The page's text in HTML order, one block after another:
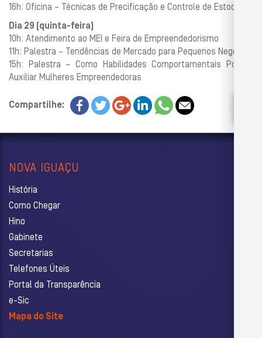
16h: Oficina – Técnicas de Precificação e Controle de Estoque
Dia 29 (quinta-feira)
10h: Atendimento ao MEI e Feira de Empreendedorismo
11h: Palestra – Tendências de Mercado para Pequenos Negócios
15h: Palestra – Como Habilidades Comportamentais Podem
Auxiliar Mulheres Empreendedoras
Compartilhe:
NOVA IGUAÇU
História
Como Chegar
Hino
Gabinete
Secretarias
Telefones Úteis
Portal da Transparência
e-Sic
Mapa do Site